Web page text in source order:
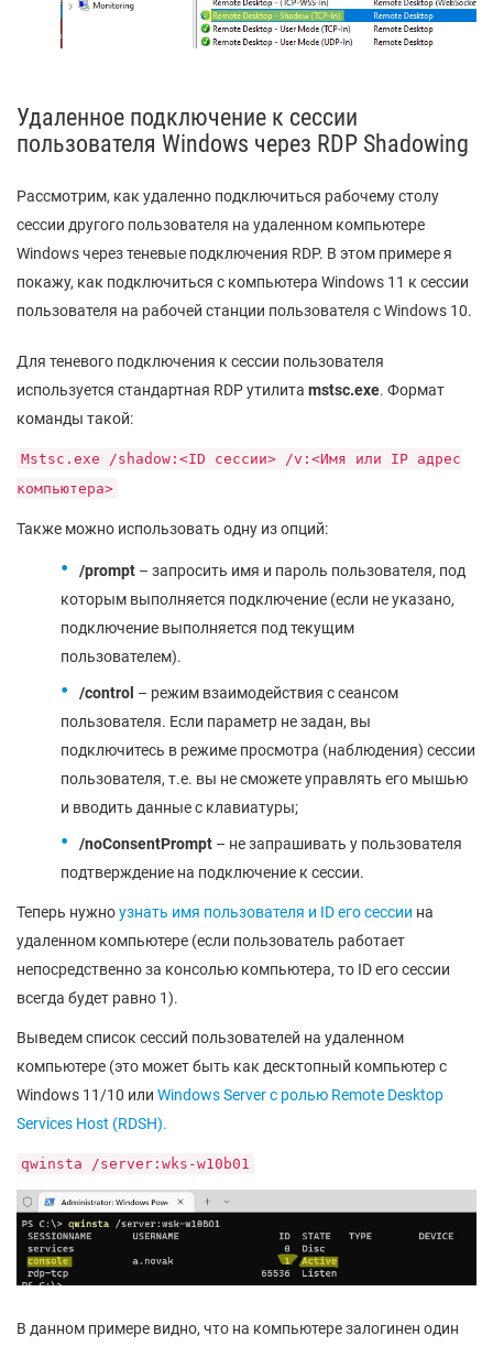
Удаленное подключение к сессии
пользователя Windows через RDP Shadowing
Рассмотрим, как удаленно подключиться рабочему столу
сессии другого пользователя на удаленном компьютере
Windows через теневые подключения RDP. В этом примере я
покажу, как подключиться с компьютера Windows 11 к сессии
пользователя на рабочей станции пользователя с Windows 10.
Для теневого подключения к сессии пользователя
используется стандартная RDP утилита mstsc.exe. Формат
команды такой:
Mstsc.exe /shadow:<ID сессии> /v:<Имя или IP адрес
компьютера>
Также можно использовать одну из опций:
/prompt – запросить имя и пароль пользователя, под
которым выполняется подключение (если не указано,
подключение выполняется под текущим
пользователем).
/control – режим взаимодействия с сеансом
пользователя. Если параметр не задан, вы
подключитесь в режиме просмотра (наблюдения) сессии
пользователя, т.е. вы не сможете управлять его мышью
и вводить данные с клавиатуры;
/noConsentPrompt – не запрашивать у пользователя
подтверждение на подключение к сессии.
Теперь нужноузнать имя пользователя и ID его сессии на
удаленном компьютере (если пользователь работает
непосредственно за консолью компьютера, то ID его сессии
всегда будет равно 1).
Выведем список сессий пользователей на удаленном
компьютере (это может быть как десктопный компьютер с
Windows 11/10 или Windows Server с ролью Remote Desktop
Services Host (RDSH).
qwinsta /server:wks-w10b01
В данном примере видно, что на компьютере залогинен один